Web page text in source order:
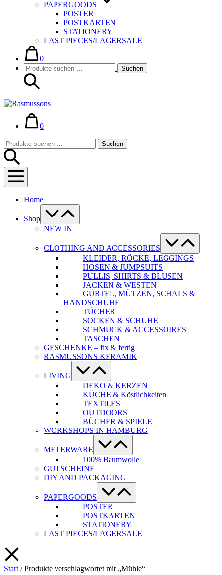
PAPERGOODS
POSTER
POSTKARTEN
STATIONERY
LAST PIECES/LAGERSALE
Warenkorb
0im
Warenkorb
Suche-
Schalter
Suchen
nach:
Suchen
Warenkorb
0im
Suche-
Schalter
Suchen
nach:
Suchen
Menü-
Schalter
Home
Shop
Menü-
Schalter
NEW IN
CLOTHING AND ACCESSORIES
Menü-
Schalter
KLEIDER, RÖCKE, LEGGINGS
HOSEN & JUMPSUITS
PULLIS, SHIRTS & BLUSEN
JACKEN & WESTEN
GÜRTEL, MÜTZEN, SCHALS &
HANDSCHUHE
TÜCHER
SOCKEN & SCHUHE
SCHMUCK & ACCESSOIRES
TASCHEN
GESCHENKE – fix & fertig
RASMUSSONS KERAMIK
LIVING
Menü-
Schalter
DEKO & KERZEN
KÜCHE & Köstlichkeiten
TEXTILES
OUTDOORS
BÜCHER & SPIELE
WORKSHOPS IN HAMBURG
METERWARE
Menü-
Schalter
100% Baumwolle
GUTSCHEINE
DIY AND PACKAGING
PAPERGOODS
Menü-
Schalter
POSTER
POSTKARTEN
STATIONERY
LAST PIECES/LAGERSALE
Start / Produkte verschlagwortet mit „Mühle“